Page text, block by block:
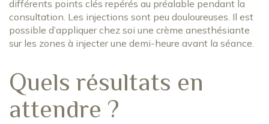
différents points clés repérés au préalable pendant la
consultation. Les injections sont peu douloureuses. Il est
possible d’appliquer chez soi une crème anesthésiante
sur les zones à injecter une demi-heure avant la séance.
Quels résultats en
attendre ?